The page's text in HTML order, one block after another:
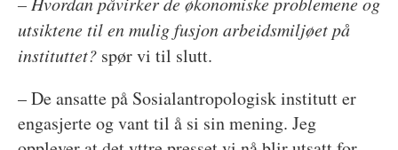
utsiktene til en mulig fusjon arbeidsmiljøet på
instituttet? spør vi til slutt.
– De ansatte på Sosialantropologisk institutt er
engasjerte og vant til å si sin mening. Jeg